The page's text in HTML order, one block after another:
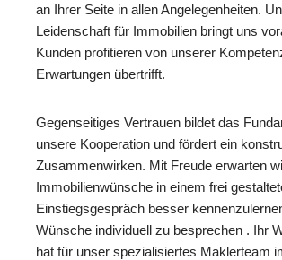
an Ihrer Seite in allen Angelegenheiten.
Leidenschaft für Immobilien bringt uns
Kunden profitieren von unserer
Erwartungen übertrifft.
Gegenseitiges Vertrauen bildet das
unsere Kooperation und fördert ein
Zusammenwirken. Mit Freude erwarten
Immobilienwünsche in einem frei
Einstiegsgespräch besser
Wünsche individuell zu besprechen . Ihr
hat für unser spezialisiertes Maklerteam